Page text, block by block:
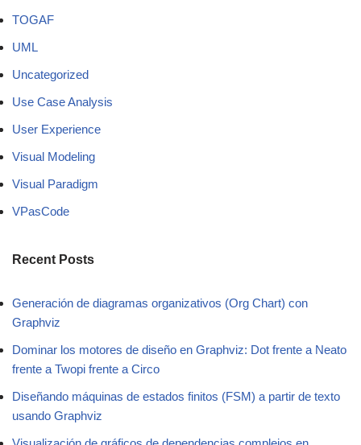
TOGAF
UML
Uncategorized
Use Case Analysis
User Experience
Visual Modeling
Visual Paradigm
VPasCode
Recent Posts
Generación de diagramas organizativos (Org Chart) con
Graphviz
Dominar los motores de diseño en Graphviz: Dot frente a Neato
frente a Twopi frente a Circo
Diseñando máquinas de estados finitos (FSM) a partir de texto
usando Graphviz